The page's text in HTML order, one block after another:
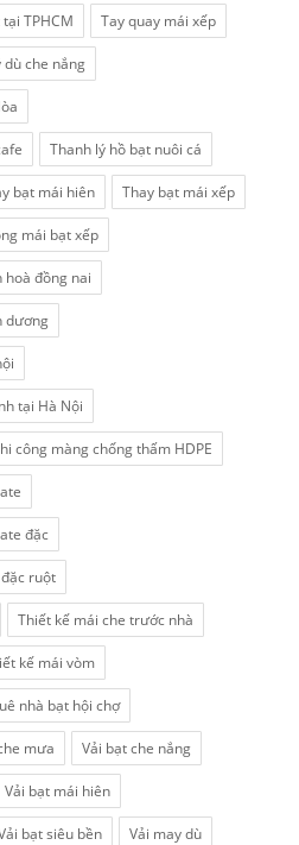
TPHCM Tay quay mái xếp
dù che nắng
Thanh lý hồ bạt nuôi cá
bạt mái hiên Thay bạt mái xếp
mái bạt xếp
hoà đồng nai
dương
tại Hà Nội
công màng chống thấm HDPE
đặc
ruột
Thiết kế mái che trước nhà
kế mái vòm
nhà bạt hội chợ
mưa Vải bạt che nắng
Vải bạt mái hiên
bạt siêu bền Vải may dù